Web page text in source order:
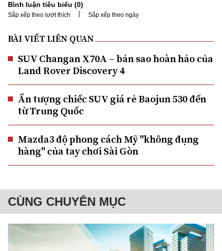
Bình luận tiêu biểu (0)
Sắp xếp theo lượt thích | Sắp xếp theo ngày
BÀI VIẾT LIÊN QUAN
SUV Changan X70A – bản sao hoàn hảo của
Land Rover Discovery 4
Ấn tượng chiếc SUV giá rẻ Baojun 530 đến
từ Trung Quốc
Mazda3 độ phong cách Mỹ "không đụng
hàng" của tay chơi Sài Gòn
CÙNG CHUYÊN MỤC